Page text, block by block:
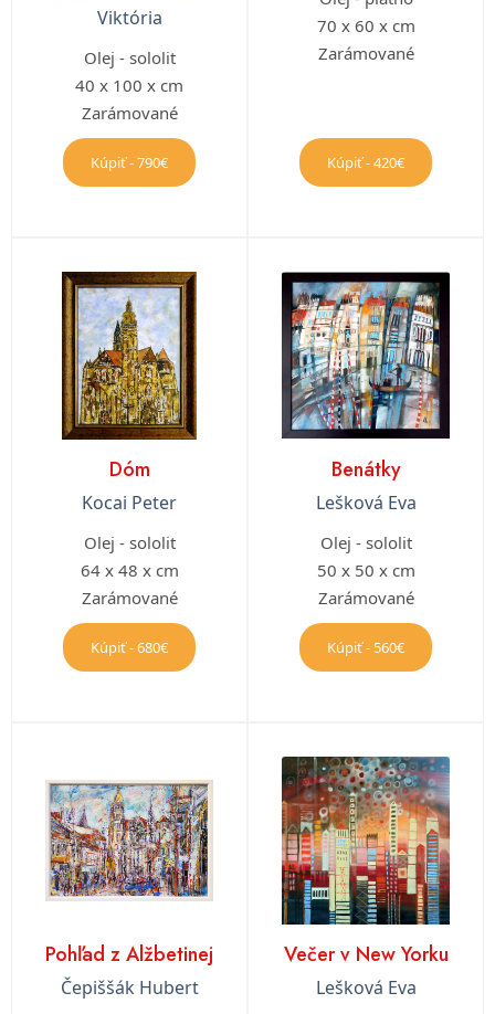
Viktória
Olej - sololit
40 x 100 x cm
Zarámované
Kúpiť - 790€
70 x 60 x cm
Zarámované
Kúpiť - 420€
Dóm
Kocai Peter
Olej - sololit
64 x 48 x cm
Zarámované
Kúpiť - 680€
Benátky
Lešková Eva
Olej - sololit
50 x 50 x cm
Zarámované
Kúpiť - 560€
Pohľad z Alžbetinej
Čepiššák Hubert
Večer v New Yorku
Lešková Eva